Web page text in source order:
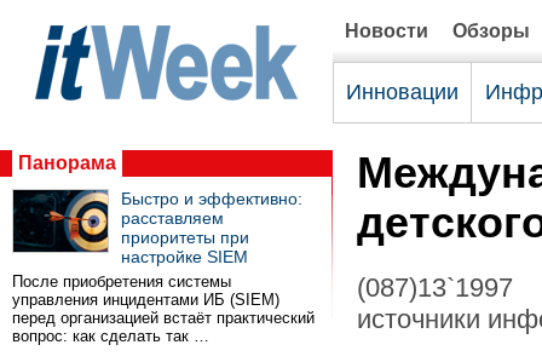
Новости Обзоры
Инновации
Панорама
Быстро и эффективно:
расставляем
приоритеты при
настройке SIEM
После приобретения системы
управления инцидентами ИБ (SIEM)
перед организацией встаёт практический
вопрос: как сделать так …
(087)13`1997
источники